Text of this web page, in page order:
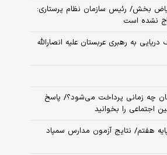
فیاض بخش/ رئیس سازمان نظام پرستاری:
نشده است
به رهبری عربستان علیه انصارالله
چه زمانی پرداخت می‌شود؟/ پاسخ
اجتماعی را بخوانید
هفتم/ نتایج آزمون مدارس سمپاد